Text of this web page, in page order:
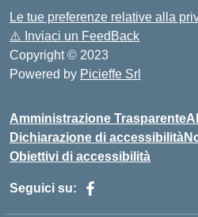
Le tue preferenze relative alla
⚠️ Inviaci un FeedBack
Copyright © 2023
Powered by Picieffe Srl
Amministrazione Trasparente
Dichiarazione di accessibilità
Obiettivi di accessibilità
Seguici su: